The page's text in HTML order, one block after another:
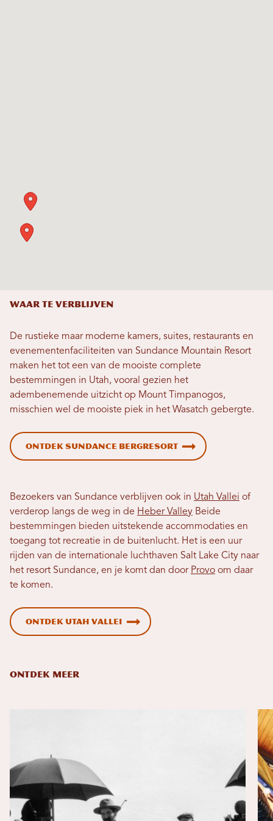
Waar te verblijven
De rustieke maar moderne kamers, suites, restaurants en
evenementenfaciliteiten van Sundance Mountain Resort
maken het tot een van de mooiste complete
bestemmingen in Utah, vooral gezien het
adembenemende uitzicht op Mount Timpanogos,
misschien wel de mooiste piek in het Wasatch gebergte.
Ontdek Sundance Bergresort
Bezoekers van Sundance verblijven ook in Utah Vallei of
verderop langs de weg in de Heber Valley Beide
bestemmingen bieden uitstekende accommodaties en
toegang tot recreatie in de buitenlucht. Het is een uur
rijden van de internationale luchthaven Salt Lake City naar
het resort Sundance, en je komt dan door Provo om daar
te komen.
Ontdek Utah Vallei
ONTDEK MEER